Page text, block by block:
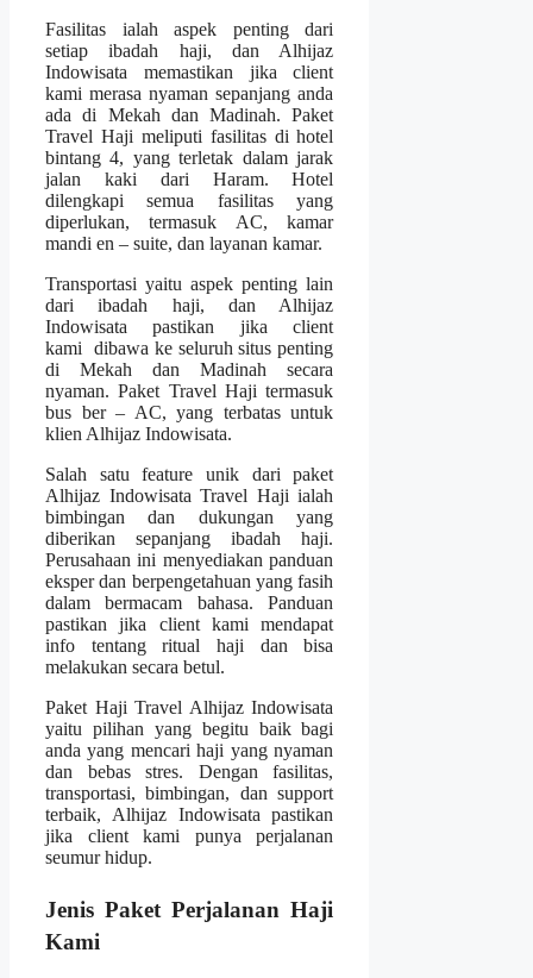
Fasilitas ialah aspek penting dari
setiap ibadah haji, dan Alhijaz
Indowisata memastikan jika client
kami merasa nyaman sepanjang anda
ada di Mekah dan Madinah. Paket
Travel Haji meliputi fasilitas di hotel
bintang 4, yang terletak dalam jarak
jalan kaki dari Haram. Hotel
dilengkapi semua fasilitas yang
diperlukan, termasuk AC, kamar
mandi en – suite, dan layanan kamar.
Transportasi yaitu aspek penting lain
dari ibadah haji, dan Alhijaz
Indowisata pastikan jika client
kami dibawa ke seluruh situs penting
di Mekah dan Madinah secara
nyaman. Paket Travel Haji termasuk
bus ber – AC, yang terbatas untuk
klien Alhijaz Indowisata.
Salah satu feature unik dari paket
Alhijaz Indowisata Travel Haji ialah
bimbingan dan dukungan yang
diberikan sepanjang ibadah haji.
Perusahaan ini menyediakan panduan
eksper dan berpengetahuan yang fasih
dalam bermacam bahasa. Panduan
pastikan jika client kami mendapat
info tentang ritual haji dan bisa
melakukan secara betul.
Paket Haji Travel Alhijaz Indowisata
yaitu pilihan yang begitu baik bagi
anda yang mencari haji yang nyaman
dan bebas stres. Dengan fasilitas,
transportasi, bimbingan, dan support
terbaik, Alhijaz Indowisata pastikan
jika client kami punya perjalanan
seumur hidup.
Jenis Paket Perjalanan Haji
Kami